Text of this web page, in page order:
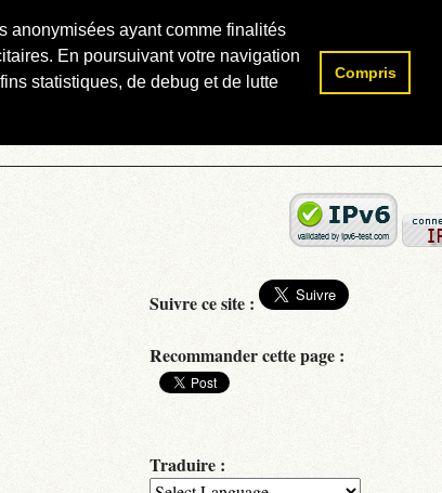
anonymisées ayant comme finalités
En poursuivant votre navigation
statistiques, de debug et de lutte
Compris
Rechercher :
Suivre ce site :
Recommander cette page :
Traduire :